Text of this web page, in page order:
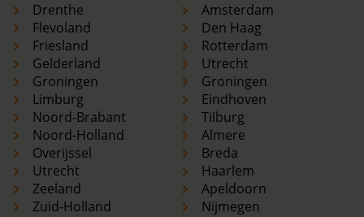
Drenthe
Flevoland
Friesland
Gelderland
Groningen
Limburg
Noord-Brabant
Noord-Holland
Overijssel
Utrecht
Zeeland
Zuid-Holland
Amsterdam
Den Haag
Rotterdam
Utrecht
Groningen
Eindhoven
Tilburg
Almere
Breda
Haarlem
Apeldoorn
Nijmegen